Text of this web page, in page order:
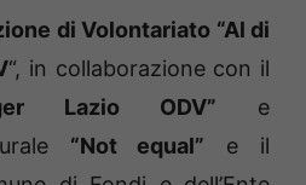
di Volontariato “Al di
“, in collaborazione con il
Lazio ODV” e
“Not equal” e il